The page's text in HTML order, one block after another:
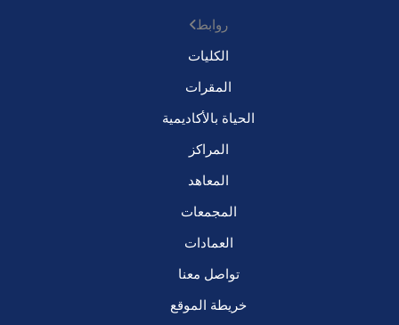
روابط
الكليات
المقرات
الحياة بالأكاديمية
المراكز
المعاهد
المجمعات
العمادات
تواصل معنا
خريطة الموقع